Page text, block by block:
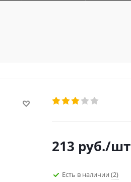
213 руб./шт
Есть в наличии (2)